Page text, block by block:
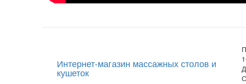
Интернет-магазин массажных столов и
кушеток